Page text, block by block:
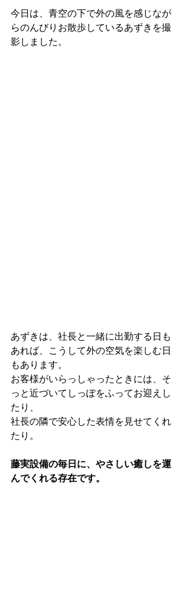
今日は、青空の下で外の風を感じなが
らのんびりお散歩しているあずきを撮
影しました。
あずきは、社長と一緒に出勤する日も
あれば、こうして外の空気を楽しむ日
もあります。
お客様がいらっしゃったときには、そ
っと近づいてしっぽをふってお迎えし
たり、
社長の隣で安心した表情を見せてくれ
たり。
藤実設備の毎日に、やさしい癒しを運
んでくれる存在です。